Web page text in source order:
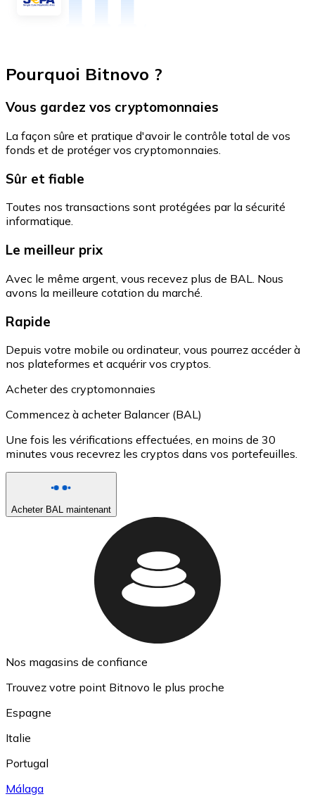
Pourquoi Bitnovo ?
Vous gardez vos cryptomonnaies
La façon sûre et pratique d'avoir le contrôle total de vos
fonds et de protéger vos cryptomonnaies.
Sûr et fiable
Toutes nos transactions sont protégées par la sécurité
informatique.
Le meilleur prix
Avec le même argent, vous recevez plus de BAL. Nous
avons la meilleure cotation du marché.
Rapide
Depuis votre mobile ou ordinateur, vous pourrez accéder à
nos plateformes et acquérir vos cryptos.
Acheter des cryptomonnaies
Commencez à acheter Balancer (BAL)
Une fois les vérifications effectuées, en moins de 30
minutes vous recevrez les cryptos dans vos portefeuilles.
Acheter BAL maintenant
Nos magasins de confiance
Trouvez votre point Bitnovo le plus proche
Espagne
Italie
Portugal
Málaga